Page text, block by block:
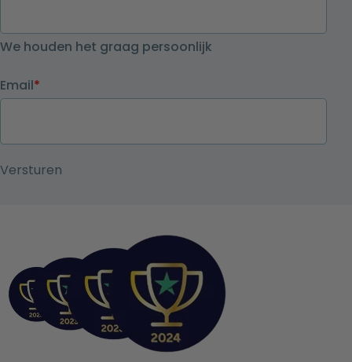
We houden het graag persoonlijk
Email*